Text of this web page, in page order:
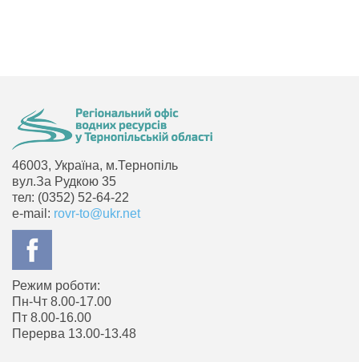
46003, Україна, м.Тернопіль
вул.За Рудкою 35
тел: (0352) 52-64-22
e-mail: rovr-to@ukr.net
Режим роботи:
Пн-Чт 8.00-17.00
Пт 8.00-16.00
Перерва 13.00-13.48